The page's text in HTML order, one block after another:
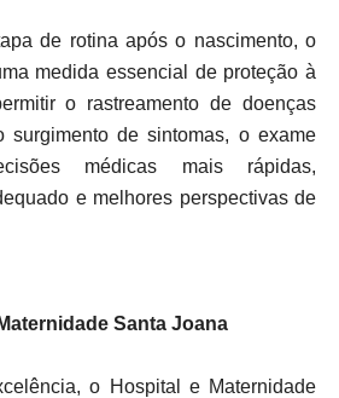
de rotina após o nascimento, o
medida essencial de proteção à
o rastreamento de doenças
surgimento de sintomas, o exame
médicas mais rápidas,
e melhores perspectivas de
Santa Joana
o Hospital e Maternidade